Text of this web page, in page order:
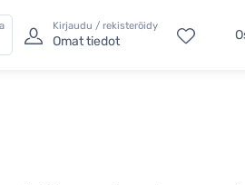
Kirjaudu / rekisteröidy
Omat tiedot